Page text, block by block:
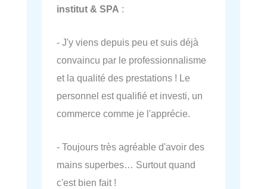
institut & SPA :
- J'y viens depuis peu et suis déjà
convaincu par le professionnalisme
et la qualité des prestations ! Le
personnel est qualifié et investi, un
commerce comme je l'apprécie.
- Toujours très agréable d'avoir des
mains superbes… Surtout quand
c'est bien fait !